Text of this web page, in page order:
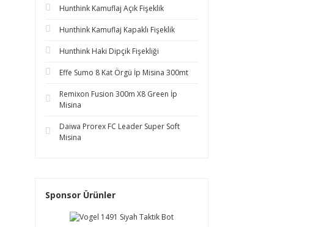
Hunthink Kamuflaj Açık Fişeklik
Hunthink Kamuflaj Kapaklı Fişeklik
Hunthink Haki Dipçik Fişekliği
Effe Sumo 8 Kat Örgü İp Misina 300mt
Remixon Fusion 300m X8 Green İp
Misina
Daiwa Prorex FC Leader Super Soft
Misina
Sponsor Ürünler